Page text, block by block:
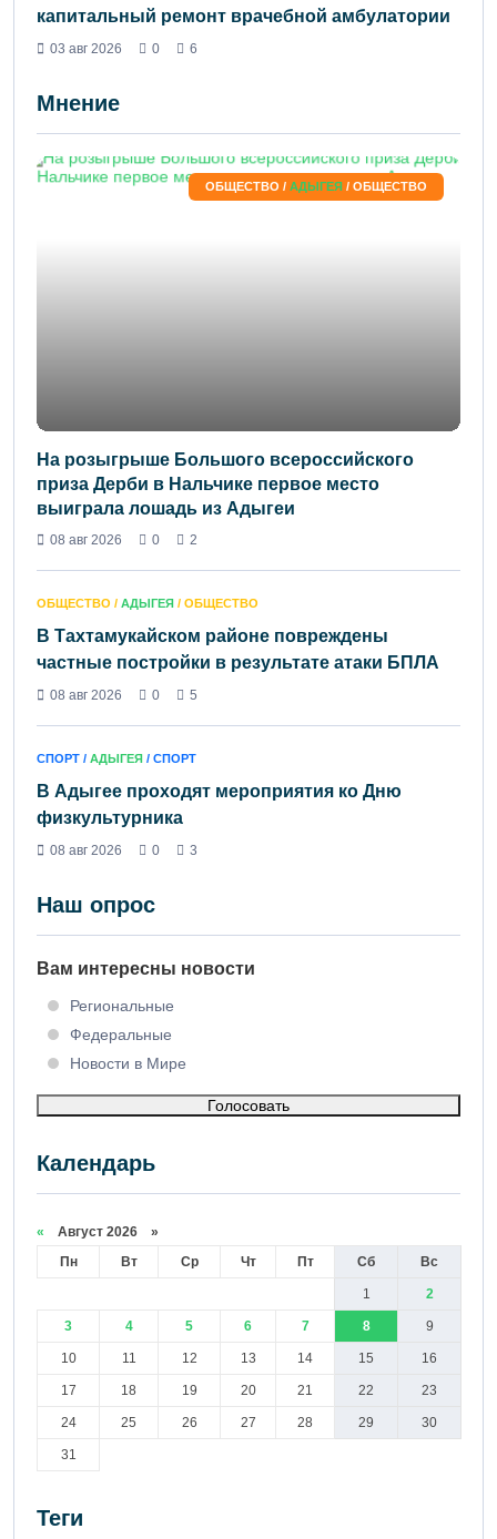
капитальный ремонт врачебной амбулатории
03 авг 2026 0 6
Мнение
ОБЩЕСТВО / АДЫГЕЯ / ОБЩЕСТВО
На розыгрыше Большого всероссийского
приза Дерби в Нальчике первое место
выиграла лошадь из Адыгеи
08 авг 2026 0 2
ОБЩЕСТВО / АДЫГЕЯ / ОБЩЕСТВО
В Тахтамукайском районе повреждены
частные постройки в результате атаки БПЛА
08 авг 2026 0 5
СПОРТ / АДЫГЕЯ / СПОРТ
В Адыгее проходят мероприятия ко Дню
физкультурника
08 авг 2026 0 3
Наш опрос
Вам интересны новости
Региональные
Федеральные
Новости в Мире
Голосовать
Календарь
« Август 2026 »
Пн
Вт Ср Чт Пт Сб Вс
1 2
3 4 5 6 7 8 9
10 11 12 13 14 15 16
17 18 19 20 21 22 23
24 25 26 27 28 29 30
31
Теги